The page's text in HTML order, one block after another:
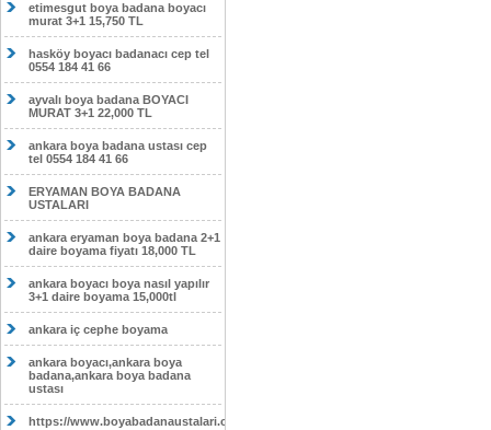
etimesgut boya badana boyacı
murat 3+1 15,750 TL
hasköy boyacı badanacı cep tel
0554 184 41 66
ayvalı boya badana BOYACI
MURAT 3+1 22,000 TL
ankara boya badana ustası cep
tel 0554 184 41 66
ERYAMAN BOYA BADANA
USTALARI
ankara eryaman boya badana 2+1
daire boyama fiyatı 18,000 TL
ankara boyacı boya nasıl yapılır
3+1 daire boyama 15,000tl
ankara iç cephe boyama
ankara boyacı,ankara boya
badana,ankara boya badana
ustası
https://www.boyabadanaustalari.com/